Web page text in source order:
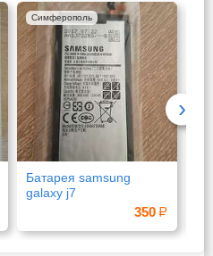
Батарея samsung
galaxy j7
350
Симферополь
›